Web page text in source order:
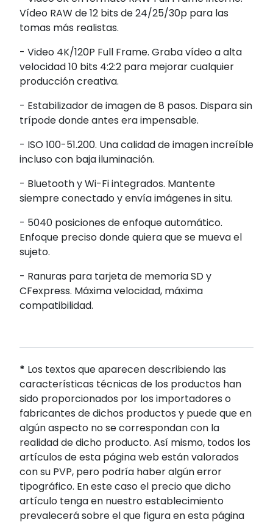
Vídeo RAW de 12 bits de 24/25/30p para las
tomas más realistas.
- Video 4K/120P Full Frame. Graba vídeo a alta
velocidad 10 bits 4:2:2 para mejorar cualquier
producción creativa.
- Estabilizador de imagen de 8 pasos. Dispara sin
trípode donde antes era impensable.
- ISO 100-51.200. Una calidad de imagen increíble
incluso con baja iluminación.
- Bluetooth y Wi-Fi integrados. Mantente
siempre conectado y envía imágenes in situ.
- 5040 posiciones de enfoque automático.
Enfoque preciso donde quiera que se mueva el
sujeto.
- Ranuras para tarjeta de memoria SD y
CFexpress. Máxima velocidad, máxima
compatibilidad.
* Los textos que aparecen describiendo las
características técnicas de los productos han
sido proporcionados por los importadores o
fabricantes de dichos productos y puede que en
algún aspecto no se correspondan con la
realidad de dicho producto. Así mismo, todos los
artículos de esta página web están valorados
con su PVP, pero podría haber algún error
tipográfico. En este caso el precio que dicho
artículo tenga en nuestro establecimiento
prevalecerá sobre el que figura en esta página